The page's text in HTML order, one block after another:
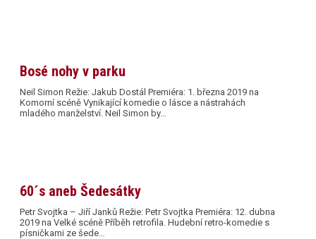
Bosé nohy v parku
Neil Simon Režie: Jakub Dostál Premiéra: 1. března 2019 na
Komorní scéně Vynikající komedie o lásce a nástrahách
mladého manželství. Neil Simon by…
60´s aneb Šedesátky
Petr Svojtka – Jiří Janků Režie: Petr Svojtka Premiéra: 12. dubna
2019 na Velké scéně Příběh retrofila. Hudební retro-komedie s
písničkami ze šede…